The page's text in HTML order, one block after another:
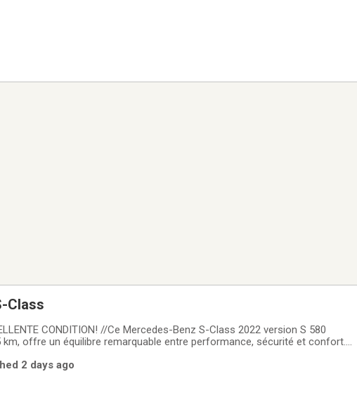
Class
CONDITION! //Ce Mercedes-Benz S-Class 2022 version S 580
km, offre un équilibre remarquable entre performance, sécurité et confort.
2 days ago